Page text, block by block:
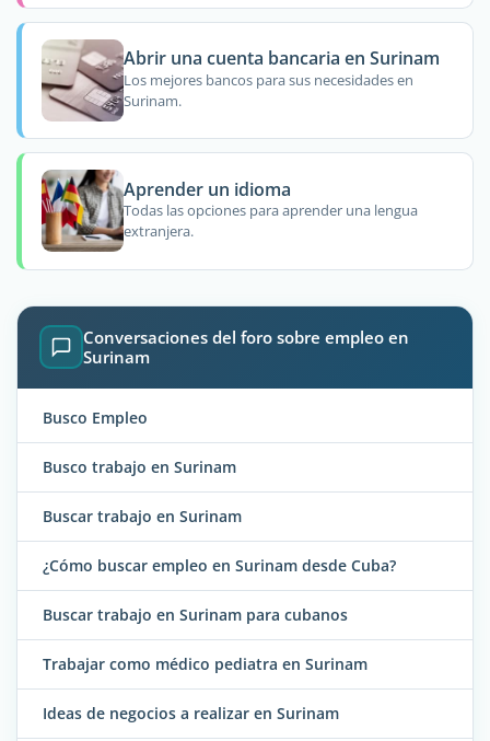
Abrir una cuenta bancaria en Surinam
Los mejores bancos para sus necesidades en
Surinam.
Aprender un idioma
Todas las opciones para aprender una lengua
extranjera.
Conversaciones del foro sobre empleo en
Surinam
Busco Empleo
Busco trabajo en Surinam
Buscar trabajo en Surinam
¿Cómo buscar empleo en Surinam desde Cuba?
Buscar trabajo en Surinam para cubanos
Trabajar como médico pediatra en Surinam
Ideas de negocios a realizar en Surinam